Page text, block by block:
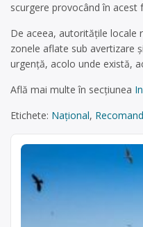
scurgere provocând în
De aceea, autoritățile locale
zonele aflate sub avertizare
urgență, acolo unde există,
Află mai multe în secțiunea
Etichete: Național,